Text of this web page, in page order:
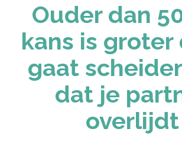
Ouder dan
kans is groter
gaat
dat je
overlijdt